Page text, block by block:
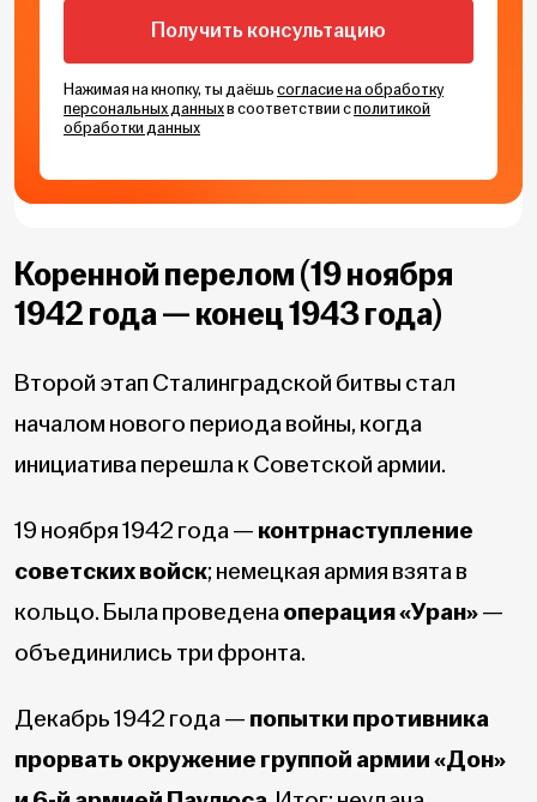
Нажимая на кнопку, ты даёшьсогласие на обработку
персональных данныхв соответствии сполитикой
обработки данных
Коренной перелом (19 ноября
1942 года — конец 1943 года)
Второй этап Сталинградской битвы стал
началом нового периода войны, когда
инициатива перешла к Советской армии.
19 ноября 1942 года — контрнаступление
советских войск; немецкая армия взята в
кольцо. Была проведенаоперация «Уран»—
объединились три фронта.
Декабрь 1942 года — попытки противника
прорвать окружение группой армии«Дон»